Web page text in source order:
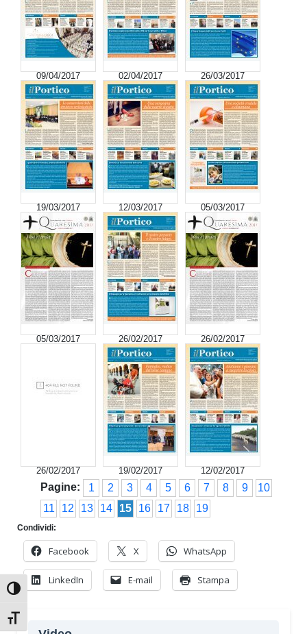
Attiva/disattiva alto contrasto
Attiva/disattiva dimensione testo
09/04/2017 02/04/2017 26/03/2017
19/03/2017 12/03/2017 05/03/2017
05/03/2017 26/02/2017 26/02/2017
26/02/2017 19/02/2017 12/02/2017
Pagine: 1 2 3 4 5 6 7 8 9
10
11
12 13 14 15 16 17 18 19
Condividi:
Facebook X WhatsApp
LinkedIn E-mail Stampa